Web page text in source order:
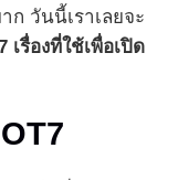
ก วันนี้เราเลยจะ
รื่องที่ใช้เพื่อเปิด